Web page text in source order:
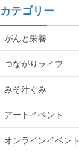
カテゴリー
がんと栄養
つながりライブ
みそ汁ぐみ
アートイベント
オンラインイベント